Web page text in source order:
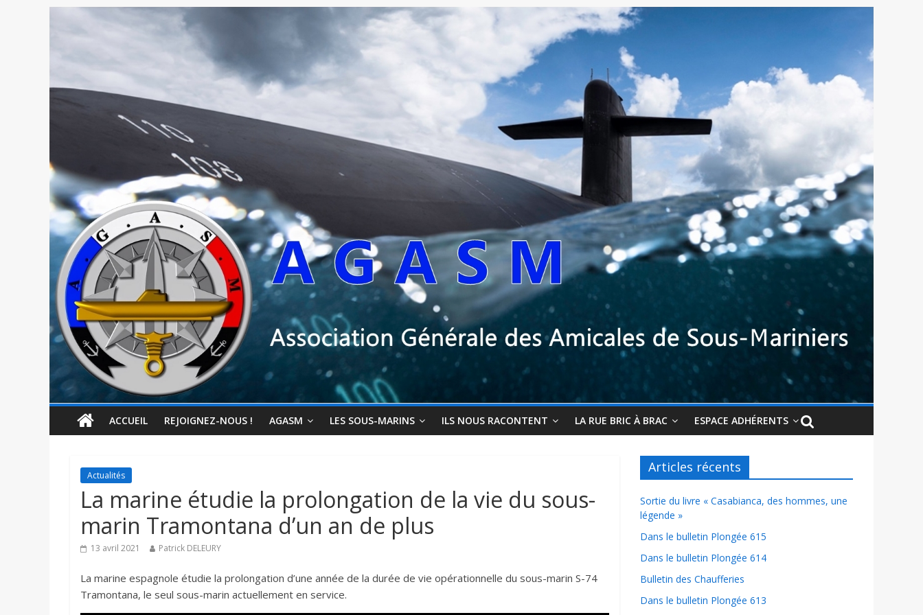
ACCUEIL REJOIGNEZ-NOUS ! AGASM LES SOUS-MARINS ILS NOUS RACONTENT LA RUE BRIC À BRAC ESPACE ADHÉRENTS
Actualités
La marine étudie la prolongation de la vie du sous-
marin Tramontana d’un an de plus
13 avril 2021 Patrick DELEURY
La marine espagnole étudie la prolongation d’une année de la durée de vie opérationnelle du sous-marin S-74
Tramontana, le seul sous-marin actuellement en service.
Articles récents
Sortie du livre « Casabianca, des hommes, une
légende »
Dans le bulletin Plongée 615
Dans le bulletin Plongée 614
Bulletin des Chaufferies
Dans le bulletin Plongée 613